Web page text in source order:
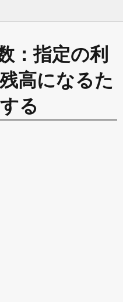
：指定の利
高になるた
る